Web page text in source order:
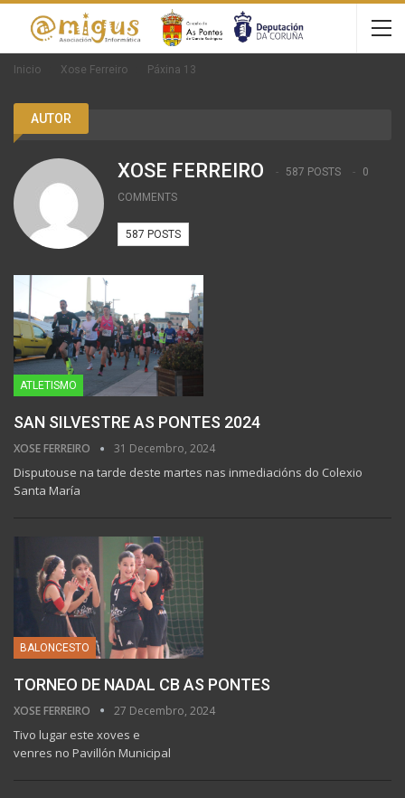
Inicio Xose Ferreiro Páxina 13
AUTOR
XOSE FERREIRO 587 POSTS
0
COMMENTS
587 POSTS
ATLETISMO
SAN SILVESTRE AS PONTES 2024
XOSE FERREIRO 31 Decembro, 2024
Disputouse na tarde deste martes nas inmediacións do Colexio
Santa María
BALONCESTO
TORNEO DE NADAL CB AS PONTES
XOSE FERREIRO 27 Decembro, 2024
Tivo lugar este xoves e
venres no Pavillón Municipal